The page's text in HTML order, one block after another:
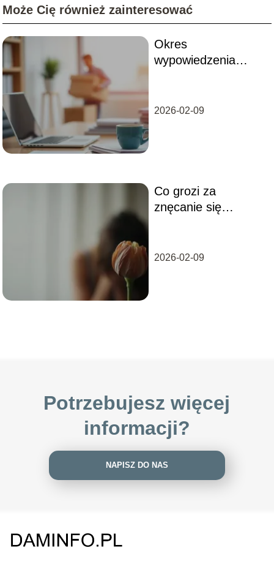
Może Cię również zainteresować
Okres
wypowiedzenia
2026-02-09
Co grozi za
znęcanie się
konsekwencjach
2026-02-09
Potrzebujesz więcej
informacji?
NAPISZ DO NAS